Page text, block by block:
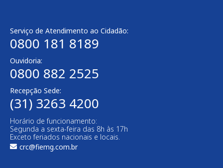
Serviço de Atendimento ao Cidadão:
0800 181 8189
Ouvidoria:
0800 882 2525
Recepção Sede:
(31) 3263 4200
Horário de funcionamento:
Segunda a sexta-feira das 8h às 17h
Exceto feriados nacionais e locais.
crc@fiemg.com.br